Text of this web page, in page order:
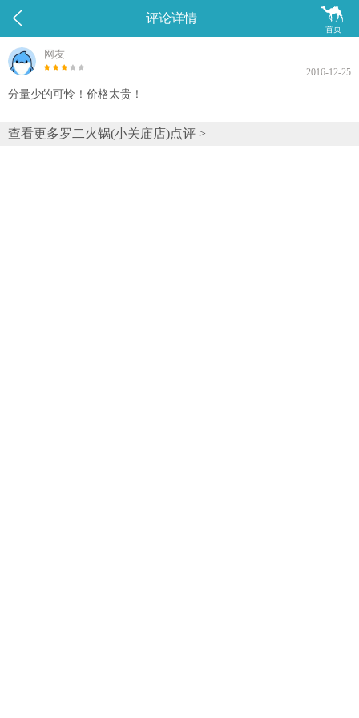
 
首页
评论详情
网友
2016-12-25
分量少的可怜！价格太贵！
查看更多罗二火锅(小关庙店)点评 >